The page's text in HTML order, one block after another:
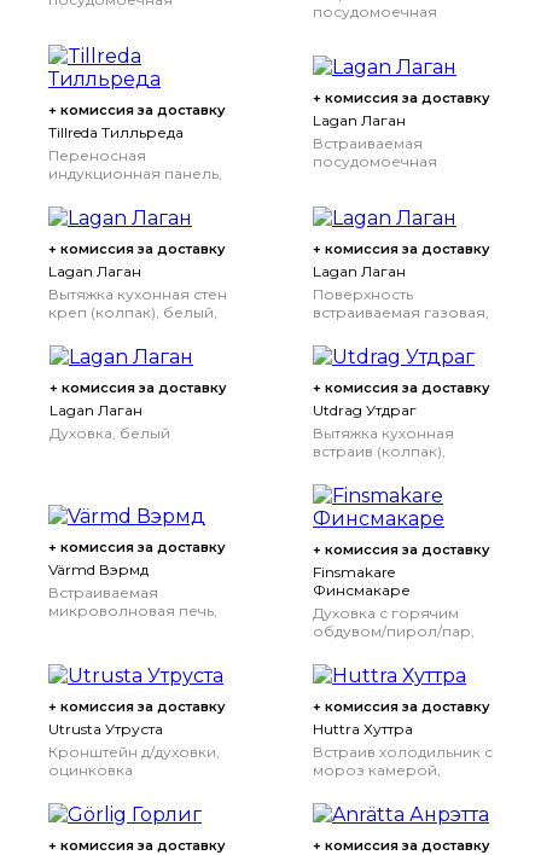
посудомоечная
+ комиссия за доставку
Tillreda Тилльреда
Переносная
индукционная панель,
+ комиссия за доставку
Lagan Лаган
Встраиваемая
посудомоечная
+ комиссия за доставку
Lagan Лаган
Вытяжка кухонная стен
креп (колпак), белый,
+ комиссия за доставку
Lagan Лаган
Поверхность
встраиваемая газовая,
+ комиссия за доставку
Lagan Лаган
Духовка, белый
+ комиссия за доставку
Utdrag Утдраг
Вытяжка кухонная
встраив (колпак),
60 см
+ комиссия за доставку
Värmd Вэрмд
Встраиваемая
микроволновая печь,
+ комиссия за доставку
Finsmakare
Финсмакаре
Духовка с горячим
обдувом/пирол/пар,
+ комиссия за доставку
Utrusta Утруста
Кронштейн д/духовки,
оцинковка
+ комиссия за доставку
Huttra Хуттра
Встраив холодильник с
мороз камерой,
+ комиссия за доставку + комиссия за доставку